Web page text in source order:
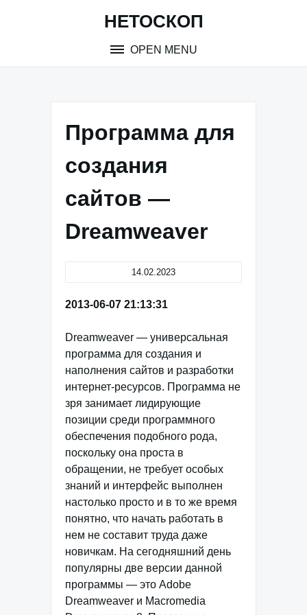
НЕТОСКОП
OPEN MENU
Программа для
создания
сайтов —
Dreamweaver
14.02.2023
2013-06-07 21:13:31
Dreamweaver — универсальная
программа для создания и
наполнения сайтов и разработки
интернет-ресурсов. Программа не
зря занимает лидирующие
позиции среди программного
обеспечения подобного рода,
поскольку она проста в
обращении, не требует особых
знаний и интерфейс выполнен
настолько просто и в то же время
понятно, что начать работать в
нем не составит труда даже
новичкам. На сегодняшний день
популярны две версии данной
программы — это Adobe
Dreamweaver и Macromedia